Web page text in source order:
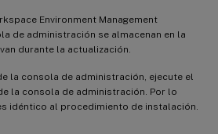
Environment Management
de administración se almacenan en la
durante la actualización.
la consola de administración, ejecute el
la consola de administración. Por lo
idéntico al procedimiento de instalación.